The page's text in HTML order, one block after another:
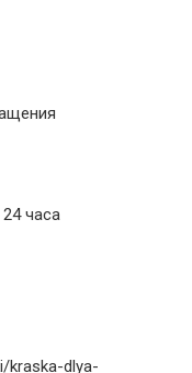
часа
kraska-dlya-